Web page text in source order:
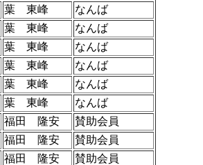
葉 東峰
なんば
葉 東峰
なんば
葉 東峰
なんば
葉 東峰
なんば
葉 東峰
なんば
葉 東峰
なんば
福田 隆安
賛助会員
福田 隆安
賛助会員
福田 隆安
賛助会員